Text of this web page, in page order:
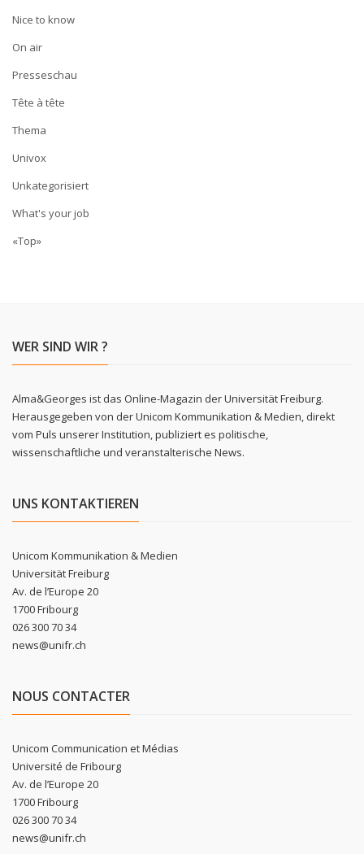
Nice to know
On air
Presseschau
Tête à tête
Thema
Univox
Unkategorisiert
What's your job
«Top»
WER SIND WIR ?
Alma&Georges ist das Online-Magazin der Universität Freiburg.
Herausgegeben von der Unicom Kommunikation & Medien, direkt
vom Puls unserer Institution, publiziert es politische,
wissenschaftliche und veranstalterische News.
UNS KONTAKTIEREN
Unicom Kommunikation & Medien
Universität Freiburg
Av. de l’Europe 20
1700 Fribourg
026 300 70 34
news@unifr.ch
NOUS CONTACTER
Unicom Communication et Médias
Université de Fribourg
Av. de l’Europe 20
1700 Fribourg
026 300 70 34
news@unifr.ch